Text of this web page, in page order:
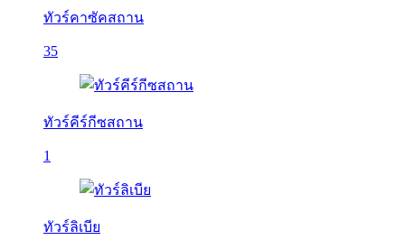
ทัวร์คาซัคสถาน
35
ทัวร์คีร์กีซสถาน
1
ทัวร์ลิเบีย